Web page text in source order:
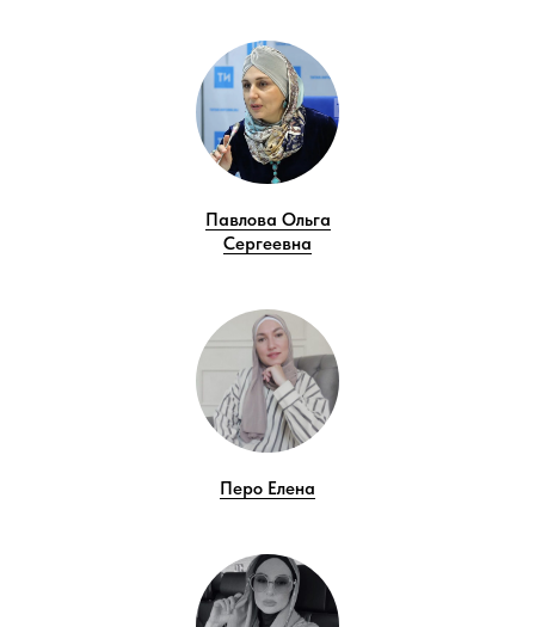
Павлова Ольга
Сергеевна
Перо Елена